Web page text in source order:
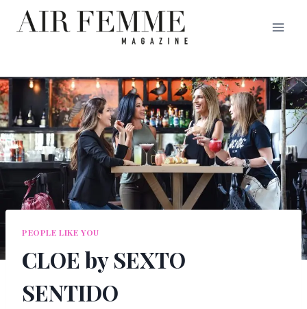
Saltar
PEOPLE LIKE YOU
CLOE by SEXTO
SENTIDO